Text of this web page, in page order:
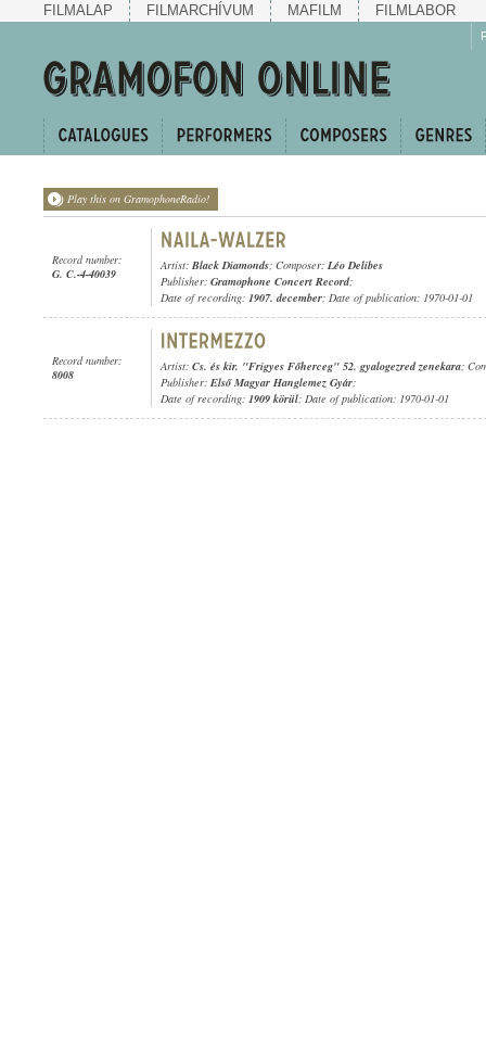
FILMALAP FILMARCHÍVUM MAFILM FILMLABOR
Play this on GramophoneRadio!
Record number:
G. C.-4-40039
Artist: Black Diamonds; Composer: Léo Delibes
Publisher: Gramophone Concert Record;
Date of recording: 1907. december; Date of publication: 1970-01-01
Record number:
8008
Artist: Cs. és kir. "Frigyes Főherceg" 52. gyalogezred zenekara;
Publisher: Első Magyar Hanglemez Gyár;
Date of recording: 1909 körül; Date of publication: 1970-01-01